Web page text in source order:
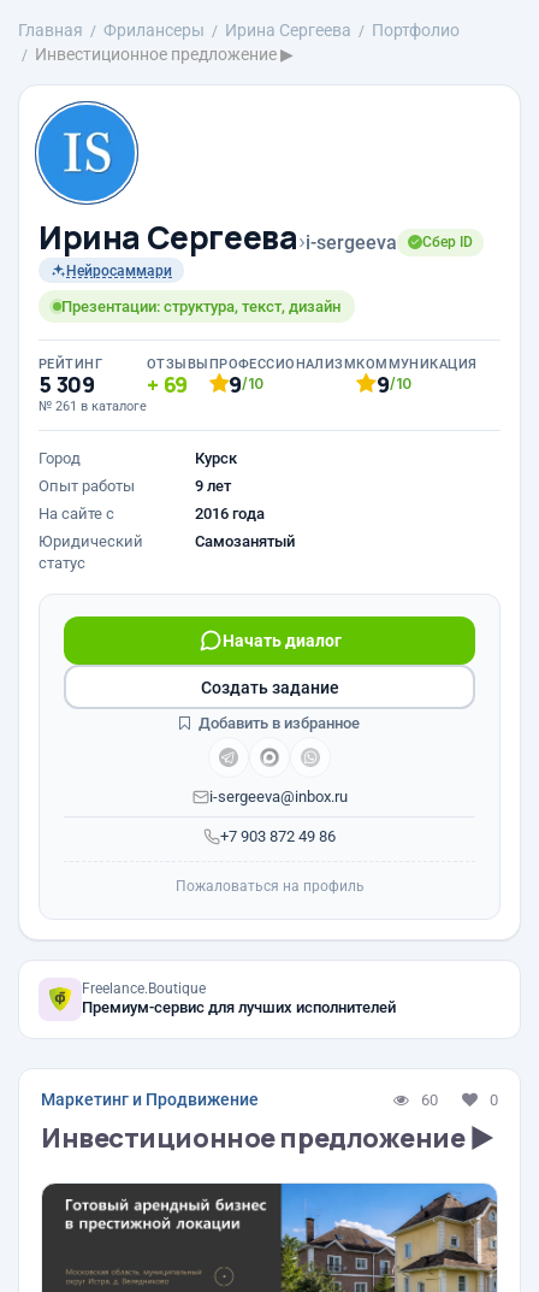
Главная Фрилансеры Ирина Сергеева
Портфолио
Инвестиционное предложение ▶
Ирина Сергеева›i-sergeeva
Сбер ID
Нейросаммари
Презентации: структура, текст, дизайн
РЕЙТИНГ
5 309
№ 261 в каталоге
ОТЗЫВЫ
69
ПРОФЕССИОНАЛИЗМ
9/10
КОММУНИКАЦИЯ
9/10
Город
Курск
Опыт работы
9 лет
На сайте с
2016 года
Юридический
статус
Самозанятый
+7 903 872 49 86
Начать диалог
i-sergeeva@inbox.ru
Создать задание
Добавить в избранное
Пожаловаться на профиль
Freelance.Boutique
Премиум-сервис для лучших исполнителей
Маркетинг и Продвижение 60 0
Инвестиционное предложение ▶